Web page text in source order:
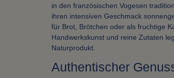
in den französischen Vogesen
ihren intensiven Geschmack
für Brot, Brötchen oder als fruchtige
Handwerkskunst und reine Zutaten
Naturprodukt.
Authentischer